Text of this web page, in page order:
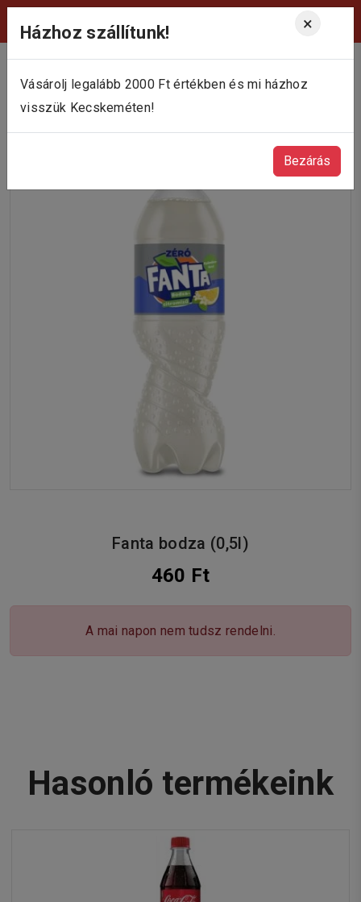
Házhoz szállítunk! ×
Vásárolj legalább 2000 Ft értékben és mi házhoz
visszük Kecskeméten!
Bezárás
Viktória Pékség Kecskemét
Fanta bodza (0,5l)
460 Ft
A mai napon nem tudsz rendelni.
Hasonló termékeink